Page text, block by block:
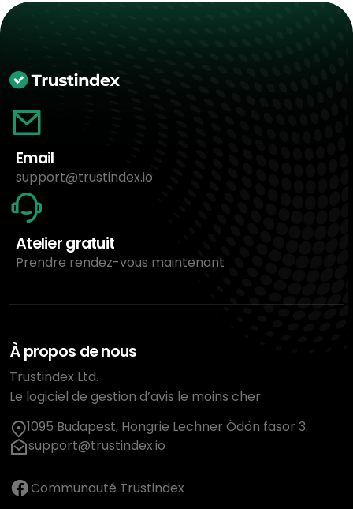
Email
support@trustindex.io
Atelier gratuit
Prendre rendez-vous maintenant
À propos de nous
Trustindex Ltd.
Le logiciel de gestion d’avis le moins cher
1095 Budapest, Hongrie Lechner Ödön fasor 3.
support@trustindex.io
Communauté Trustindex